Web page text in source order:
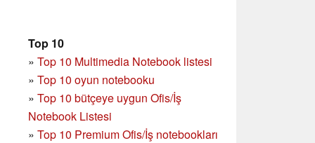
Top 10
» Top 10 Multimedia Notebook listesi
» Top 10 oyun notebooku
» Top 10 bütçeye uygun Ofis/İş
Notebook Listesi
» Top 10 Premium Ofis/İş notebookları